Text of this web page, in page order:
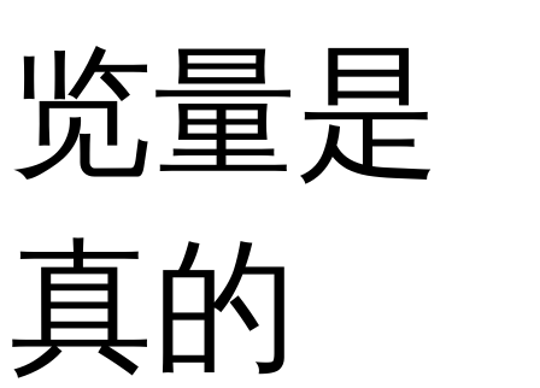
览量是
真的